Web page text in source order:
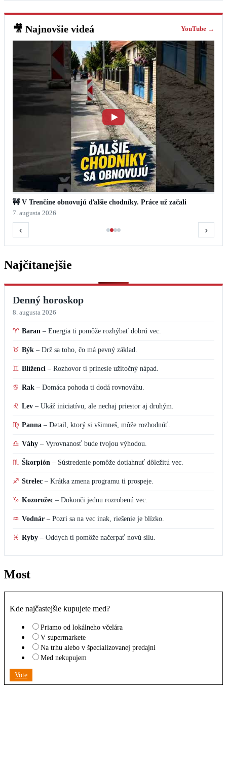
🎥 Najnovšie videá YouTube →
🚧 V Trenčíne obnovujú ďalšie chodníky. Práce už začali
7. augusta 2026
‹ ›
Najčítanejšie
Denný horoskop
8. augusta 2026
♈ Baran – Energia ti pomôže rozhýbať dobrú vec.
♉ Býk – Drž sa toho, čo má pevný základ.
♊ Blíženci – Rozhovor ti prinesie užitočný nápad.
♋ Rak – Domáca pohoda ti dodá rovnováhu.
♌ Lev – Ukáž iniciatívu, ale nechaj priestor aj druhým.
♍ Panna – Detail, ktorý si všimneš, môže rozhodnúť.
♎ Váhy – Vyrovnanosť bude tvojou výhodou.
♏ Škorpión – Sústredenie pomôže dotiahnuť dôležitú vec.
♐ Strelec – Krátka zmena programu ti prospeje.
♑ Kozorožec – Dokonči jednu rozrobenú vec.
♒ Vodnár – Pozri sa na vec inak, riešenie je blízko.
♓ Ryby – Oddych ti pomôže načerpať novú silu.
Most
Kde najčastejšie kupujete med?
Priamo od lokálneho včelára
V supermarkete
Na trhu alebo v špecializovanej predajni
Med nekupujem
Vote